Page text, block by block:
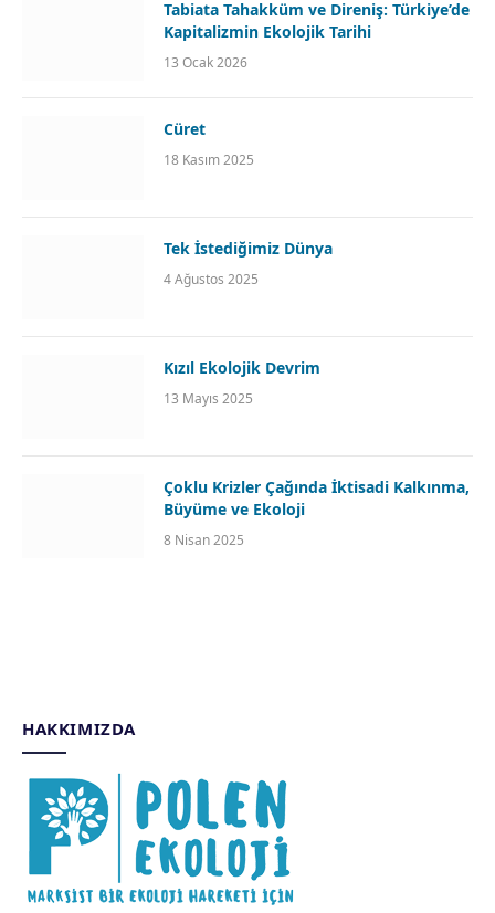
Tabiata Tahakküm ve Direniş: Türkiye’de
Kapitalizmin Ekolojik Tarihi
13 Ocak 2026
Cüret
18 Kasım 2025
Tek İstediğimiz Dünya
4 Ağustos 2025
Kızıl Ekolojik Devrim
13 Mayıs 2025
Çoklu Krizler Çağında İktisadi Kalkınma,
Büyüme ve Ekoloji
8 Nisan 2025
HAKKIMIZDA